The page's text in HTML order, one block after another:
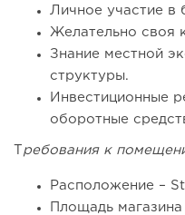
Франшиза кафе:
открытия заведения
Личное участие в
Желательно своя
Знание местной
структуры.
Инвестиционные
оборотные
ребования к
Расположение –
Площадь магазина